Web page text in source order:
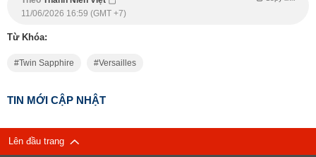
11/06/2026 16:59 (GMT +7)
Từ Khóa:
Twin Sapphire Versailles
TIN MỚI CẬP NHẬT
Lên đầu trang